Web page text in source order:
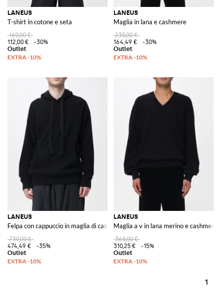
LANEUS
T-shirt in cotone e seta
160,00 €
112,00 €
-30%
LANEUS
Maglia in lana e cashmere
235,00 €
164,49 €
-30%
LANEUS
Felpa con cappuccio in maglia di cashmere
730,00 €
474,49 €
-35%
LANEUS
Maglia a v in lana merino e cashmere
365,00 €
310,25 €
-15%
1